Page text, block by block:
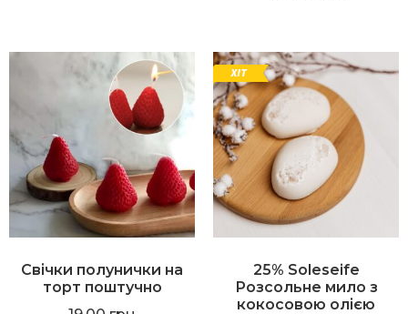
Cвічки полунички на
торт поштучно
25% Soleseife
Розсольне мило з
кокосовою олією